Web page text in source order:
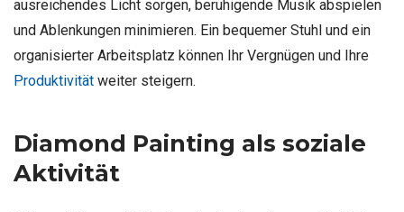
ausreichendes Licht sorgen, beruhigende Musik abspielen
und Ablenkungen minimieren. Ein bequemer Stuhl und ein
organisierter Arbeitsplatz können Ihr Vergnügen und Ihre
Produktivität weiter steigern.
Diamond Painting als soziale
Aktivität